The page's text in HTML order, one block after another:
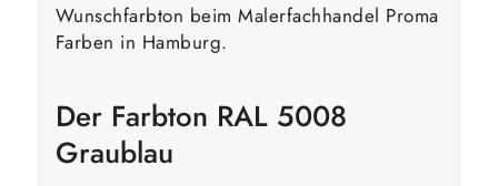
Wunschfarbton beim Malerfachhandel Proma
Farben in Hamburg.
Der Farbton RAL 5008
Graublau